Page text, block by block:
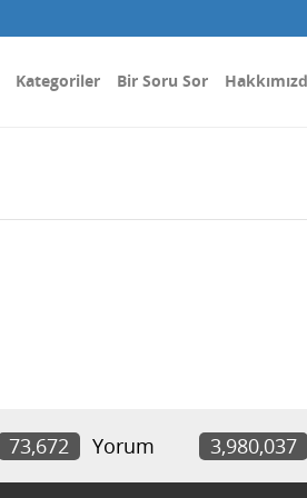
Kategoriler Bir Soru Sor
73,672 Yorum 3,980,037